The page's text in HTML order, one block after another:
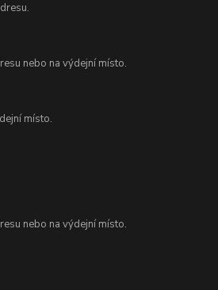
nebo na výdejní místo.
místo.
nebo na výdejní místo.